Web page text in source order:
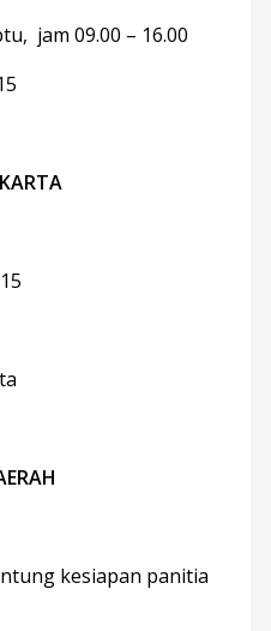
jam 09.00 – 16.00
kesiapan panitia